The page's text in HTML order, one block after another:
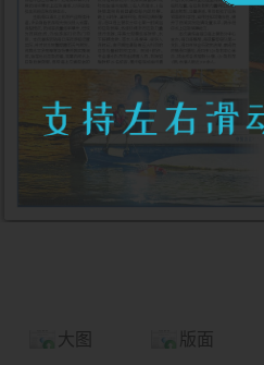
大图 版面